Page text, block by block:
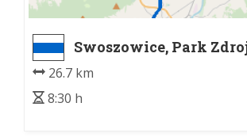
Swoszowice, Park
Myślenice Zarabie
26.7 km
8:30 h